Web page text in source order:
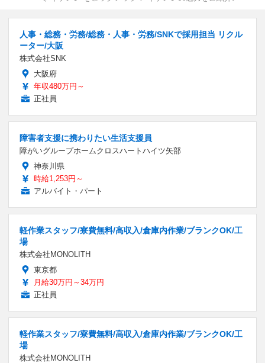
人事・総務・労務/総務・人事・労務/SNKで採用担当 リクル
ーター/大阪
株式会社SNK
大阪府
年収480万円～
正社員
障害者支援に携わりたい生活支援員
障がいグループホームクロスハートハイツ矢部
神奈川県
時給1,253円～
アルバイト・パート
軽作業スタッフ/寮費無料/高収入/倉庫内作業/ブランクOK/工
場
株式会社MONOLITH
東京都
月給30万円～34万円
正社員
軽作業スタッフ/寮費無料/高収入/倉庫内作業/ブランクOK/工
場
株式会社MONOLITH